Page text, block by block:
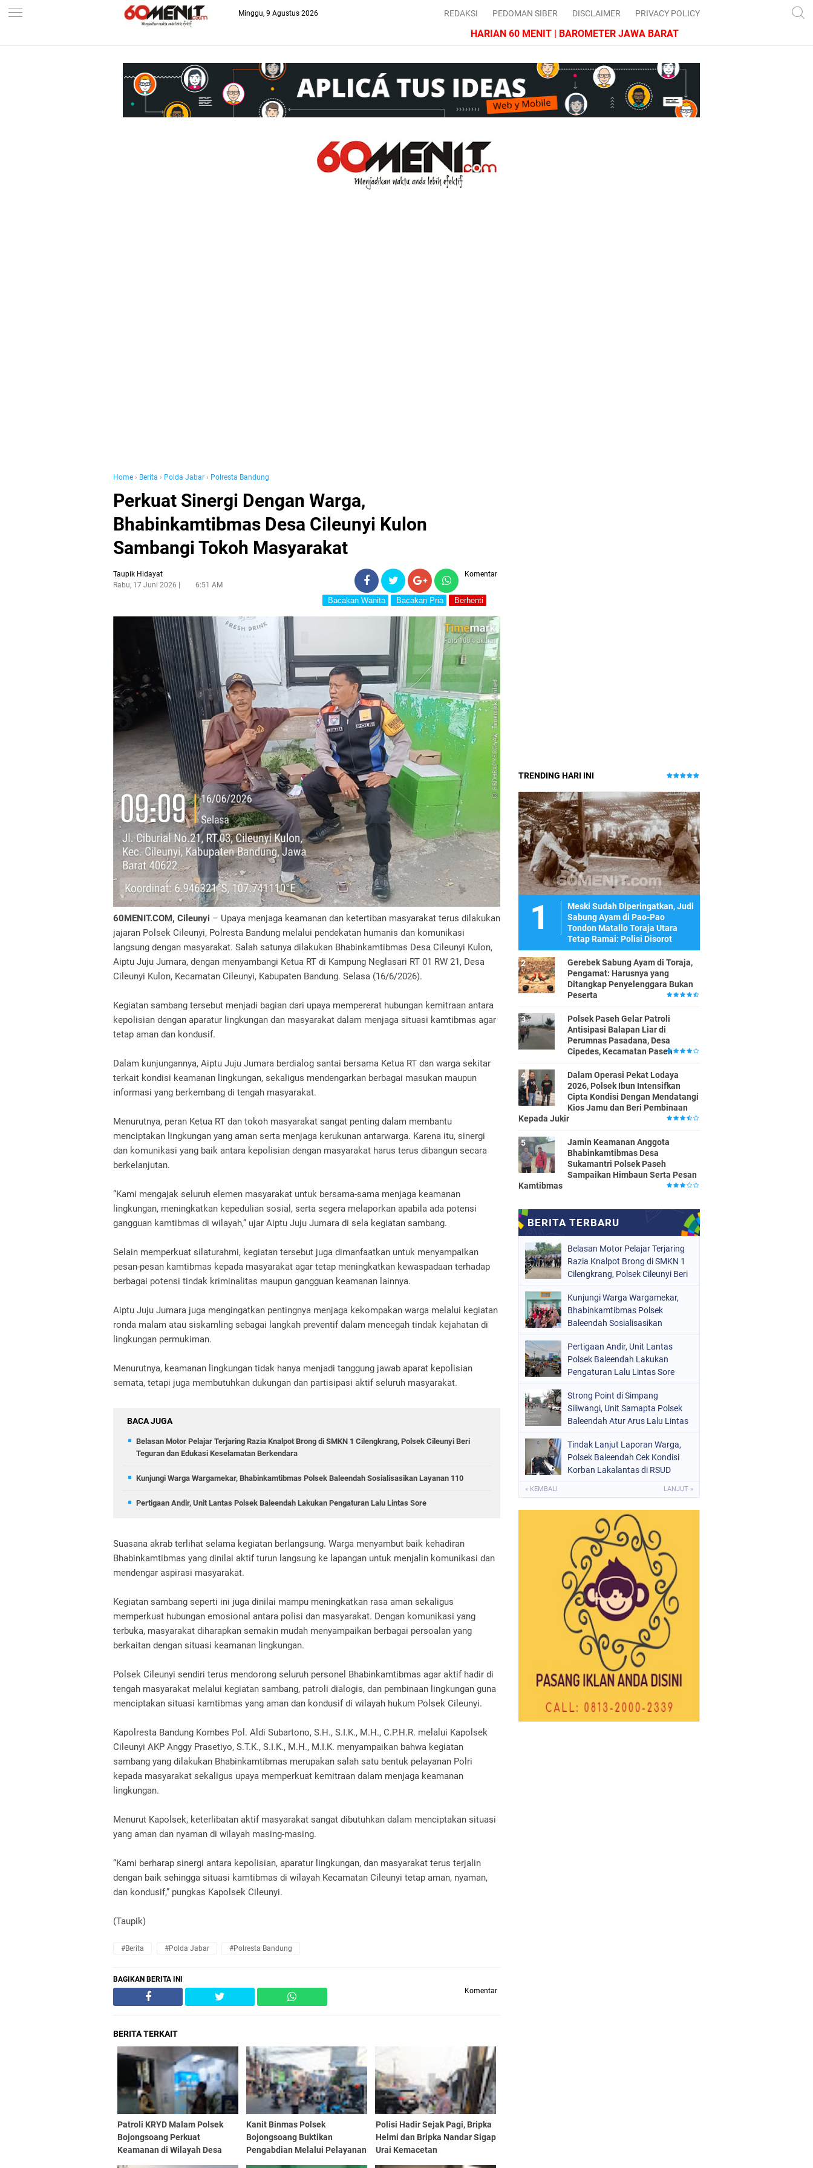
--> Minggu, 9 Agustus 2026 REDAKSI PEDOMAN SIBER DISCLAIMER PRIVACY POLICY
HARIAN 60 MENIT | BAROMETER JAWA BARAT
Home › Berita › Polda Jabar › Polresta Bandung
Perkuat Sinergi Dengan Warga,
Bhabinkamtibmas Desa Cileunyi Kulon
Sambangi Tokoh Masyarakat
Taupik Hidayat
Rabu, 17 Juni 2026
6:51 AM
Komentar
Bacakan Wanita Bacakan Pria Berhenti
60MENIT.COM, Cileunyi – Upaya menjaga keamanan dan ketertiban masyarakat terus dilakukan
jajaran Polsek Cileunyi, Polresta Bandung melalui pendekatan humanis dan komunikasi
langsung dengan masyarakat. Salah satunya dilakukan Bhabinkamtibmas Desa Cileunyi Kulon,
Aiptu Juju Jumara, dengan menyambangi Ketua RT di Kampung Neglasari RT 01 RW 21, Desa
Cileunyi Kulon, Kecamatan Cileunyi, Kabupaten Bandung. Selasa (16/6/2026).
Kegiatan sambang tersebut menjadi bagian dari upaya mempererat hubungan kemitraan antara
kepolisian dengan aparatur lingkungan dan masyarakat dalam menjaga situasi kamtibmas agar
tetap aman dan kondusif.
Dalam kunjungannya, Aiptu Juju Jumara berdialog santai bersama Ketua RT dan warga sekitar
terkait kondisi keamanan lingkungan, sekaligus mendengarkan berbagai masukan maupun
informasi yang berkembang di tengah masyarakat.
Menurutnya, peran Ketua RT dan tokoh masyarakat sangat penting dalam membantu
menciptakan lingkungan yang aman serta menjaga kerukunan antarwarga. Karena itu, sinergi
dan komunikasi yang baik antara kepolisian dengan masyarakat harus terus dibangun secara
berkelanjutan.
“Kami mengajak seluruh elemen masyarakat untuk bersama-sama menjaga keamanan
lingkungan, meningkatkan kepedulian sosial, serta segera melaporkan apabila ada potensi
gangguan kamtibmas di wilayah,” ujar Aiptu Juju Jumara di sela kegiatan sambang.
Selain memperkuat silaturahmi, kegiatan tersebut juga dimanfaatkan untuk menyampaikan
pesan-pesan kamtibmas kepada masyarakat agar tetap meningkatkan kewaspadaan terhadap
berbagai potensi tindak kriminalitas maupun gangguan keamanan lainnya.
Aiptu Juju Jumara juga mengingatkan pentingnya menjaga kekompakan warga melalui kegiatan
ronda malam atau siskamling sebagai langkah preventif dalam mencegah tindak kejahatan di
lingkungan permukiman.
Menurutnya, keamanan lingkungan tidak hanya menjadi tanggung jawab aparat kepolisian
semata, tetapi juga membutuhkan dukungan dan partisipasi aktif seluruh masyarakat.
BACA JUGA
Belasan Motor Pelajar Terjaring Razia Knalpot Brong di SMKN 1 Cilengkrang, Polsek Cileunyi Beri
Teguran dan Edukasi Keselamatan Berkendara
Kunjungi Warga Wargamekar, Bhabinkamtibmas Polsek Baleendah Sosialisasikan Layanan 110
Pertigaan Andir, Unit Lantas Polsek Baleendah Lakukan Pengaturan Lalu Lintas Sore
Suasana akrab terlihat selama kegiatan berlangsung. Warga menyambut baik kehadiran
Bhabinkamtibmas yang dinilai aktif turun langsung ke lapangan untuk menjalin komunikasi dan
mendengar aspirasi masyarakat.
Kegiatan sambang seperti ini juga dinilai mampu meningkatkan rasa aman sekaligus
memperkuat hubungan emosional antara polisi dan masyarakat. Dengan komunikasi yang
terbuka, masyarakat diharapkan semakin mudah menyampaikan berbagai persoalan yang
berkaitan dengan situasi keamanan lingkungan.
Polsek Cileunyi sendiri terus mendorong seluruh personel Bhabinkamtibmas agar aktif hadir di
tengah masyarakat melalui kegiatan sambang, patroli dialogis, dan pembinaan lingkungan guna
menciptakan situasi kamtibmas yang aman dan kondusif di wilayah hukum Polsek Cileunyi.
Kapolresta Bandung Kombes Pol. Aldi Subartono, S.H., S.I.K., M.H., C.P.H.R. melalui Kapolsek
Cileunyi AKP Anggy Prasetiyo, S.T.K., S.I.K., M.H., M.I.K. menyampaikan bahwa kegiatan
sambang yang dilakukan Bhabinkamtibmas merupakan salah satu bentuk pelayanan Polri
kepada masyarakat sekaligus upaya memperkuat kemitraan dalam menjaga keamanan
lingkungan.
Menurut Kapolsek, keterlibatan aktif masyarakat sangat dibutuhkan dalam menciptakan situasi
yang aman dan nyaman di wilayah masing-masing.
“Kami berharap sinergi antara kepolisian, aparatur lingkungan, dan masyarakat terus terjalin
dengan baik sehingga situasi kamtibmas di wilayah Kecamatan Cileunyi tetap aman, nyaman,
dan kondusif,” pungkas Kapolsek Cileunyi.
(Taupik)
#Berita #Polda Jabar #Polresta Bandung
BAGIKAN BERITA INI
Komentar
BERITA TERKAIT
Patroli KRYD Malam Polsek
Bojongsoang Perkuat
Keamanan di Wilayah Desa
Kanit Binmas Polsek
Bojongsoang Buktikan
Pengabdian Melalui Pelayanan
Polisi Hadir Sejak Pagi, Bripka
Helmi dan Bripka Nandar Sigap
Urai Kemacetan
TRENDING HARI INI
Meski Sudah Diperingatkan, Judi
Sabung Ayam di Pao-Pao
Tondon Matallo Toraja Utara
Tetap Ramai: Polisi Disorot
Gerebek Sabung Ayam di Toraja,
Pengamat: Harusnya yang
Ditangkap Penyelenggara Bukan
Peserta
Polsek Paseh Gelar Patroli
Antisipasi Balapan Liar di
Perumnas Pasadana, Desa
Cipedes, Kecamatan Paseh
Dalam Operasi Pekat Lodaya
2026, Polsek Ibun Intensifkan
Cipta Kondisi Dengan Mendatangi
Kios Jamu dan Beri Pembinaan
Kepada Jukir
Jamin Keamanan Anggota
Bhabinkamtibmas Desa
Sukamantri Polsek Paseh
Sampaikan Himbaun Serta Pesan
Kamtibmas
Belasan Motor Pelajar Terjaring
Razia Knalpot Brong di SMKN 1
Cilengkrang, Polsek Cileunyi Beri
Keselamatan Berkendara
Kunjungi Warga Wargamekar,
Bhabinkamtibmas Polsek
Baleendah Sosialisasikan
Pertigaan Andir, Unit Lantas
Polsek Baleendah Lakukan
Pengaturan Lalu Lintas Sore
Strong Point di Simpang
Siliwangi, Unit Samapta Polsek
Baleendah Atur Arus Lalu Lintas
Tindak Lanjut Laporan Warga,
Polsek Baleendah Cek Kondisi
Korban Lakalantas di RSUD
« KEMBALI LANJUT »